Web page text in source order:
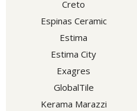
Creto
Espinas Ceramic
Estima
Estima City
Exagres
GlobalTile
Kerama Marazzi